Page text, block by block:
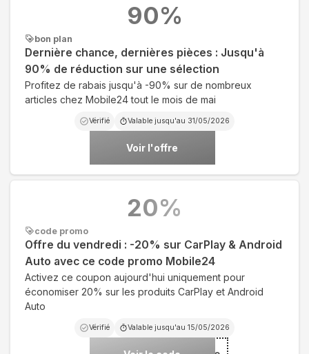
bon plan
Dernière chance, dernières pièces : Jusqu'à
90% de réduction sur une sélection
Profitez de rabais jusqu'à -90% sur de nombreux
articles chez Mobile24 tout le mois de mai
Vérifié Valable jusqu'au 31/05/2026
Voir l'offre
90%
code promo
Offre du vendredi : -20% sur CarPlay & Android
Auto avec ce code promo Mobile24
Activez ce coupon aujourd'hui uniquement pour
économiser 20% sur les produits CarPlay et Android
Auto
Vérifié Valable jusqu'au 15/05/2026
20%